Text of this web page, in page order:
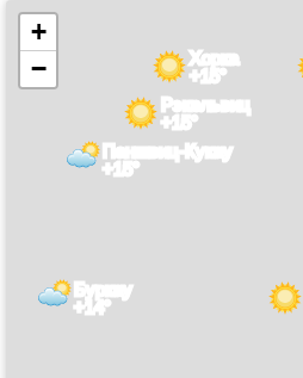
Буркау
+14°
Паншвиц-Кукау
+15°
Хорка
+15°
Рэкельвиц
+15°
+
−